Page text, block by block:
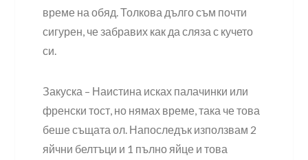
време на обяд. Толкова дълго съм почти
сигурен, че забравих как да сляза с кучето
си.
Закуска – Наистина исках палачинки или
френски тост, но нямах време, така че това
беше същата ол. Напоследък използвам 2
яйчни белтъци и 1 пълно яйце и това